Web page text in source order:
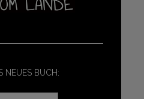
NEUES BUCH: